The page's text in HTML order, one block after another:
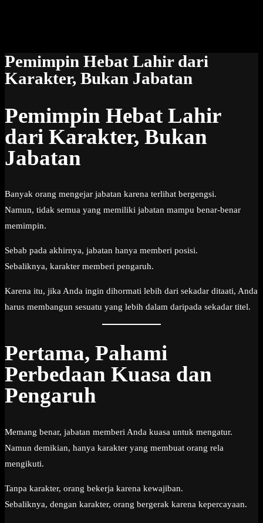
Pemimpin Hebat Lahir dari
Karakter, Bukan Jabatan
Pemimpin Hebat Lahir
dari Karakter, Bukan
Jabatan
Banyak orang mengejar jabatan karena terlihat bergengsi.
Namun, tidak semua yang memiliki jabatan mampu benar-benar
memimpin.
Sebab pada akhirnya, jabatan hanya memberi posisi.
Sebaliknya, karakter memberi pengaruh.
Karena itu, jika Anda ingin dihormati lebih dari sekadar ditaati, Anda
harus membangun sesuatu yang lebih dalam daripada sekadar titel.
Pertama, Pahami
Perbedaan Kuasa dan
Pengaruh
Memang benar, jabatan memberi Anda kuasa untuk mengatur.
Namun demikian, hanya karakter yang membuat orang rela
mengikuti.
Tanpa karakter, orang bekerja karena kewajiban.
Sebaliknya, dengan karakter, orang bergerak karena kepercayaan.